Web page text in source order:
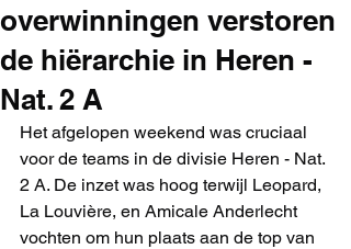
overwinningen verstoren
de hiërarchie in Heren -
Nat. 2 A
Het afgelopen weekend was cruciaal
voor de teams in de divisie Heren - Nat.
2 A. De inzet was hoog terwijl Leopard,
La Louvière, en Amicale Anderlecht
vochten om hun plaats aan de top van